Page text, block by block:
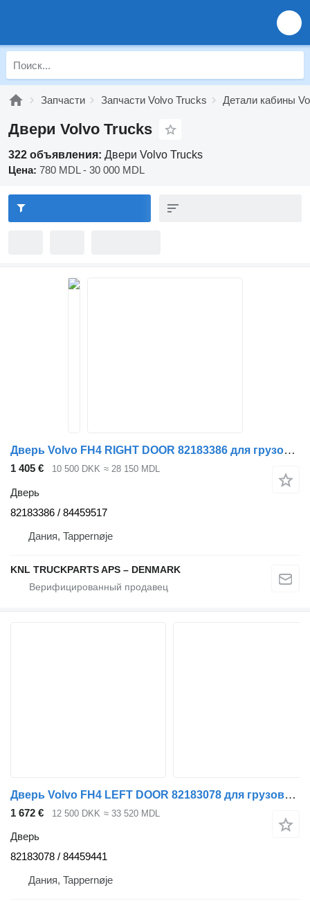
Запчасти Запчасти Volvo Trucks Детали кабины
Двери Volvo Trucks
322 объявления: Двери Volvo Trucks
Цена: 780 MDL - 30 000 MDL
Дверь Volvo FH4 RIGHT DOOR 82183386 для грузовика
1 405 € 10 500 DKK ≈ 28 150 MDL
Дверь
82183386 / 84459517
Дания, Tappernøje
KNL TRUCKPARTS APS – DENMARK
Дверь Volvo FH4 LEFT DOOR 82183078 для грузовика
1 672 € 12 500 DKK ≈ 33 520 MDL
Дверь
82183078 / 84459441
Дания, Tappernøje